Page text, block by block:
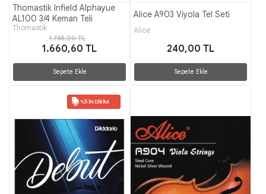
Thomastik Infield Alphayue
AL100 3/4 Keman Teli
Thomastik
1.748,00 TL
1.660,60 TL
Sepete Ekle
Alice A903 Viyola Tel Seti
Alice
240,00 TL
Sepete Ekle
%5 İNDIRIM